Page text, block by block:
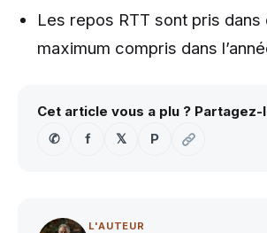
Les repos RTT sont pris dans
maximum compris dans
Cet article vous a plu ? Partagez-
✆
f 𝕏 P
L'AUTEUR